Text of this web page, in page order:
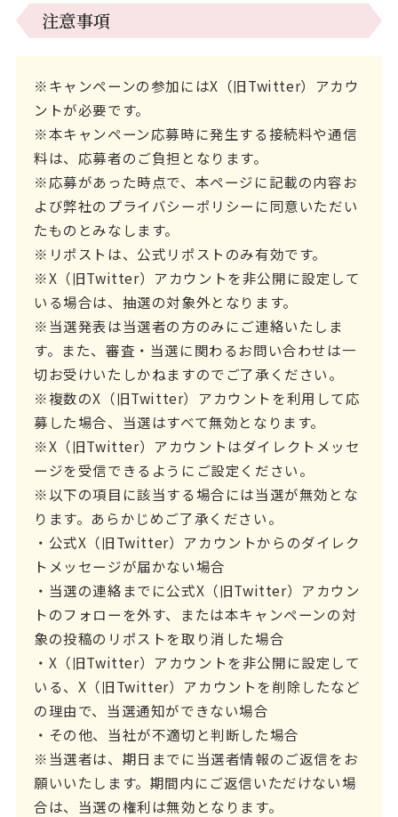
注意事項
※キャンペーンの参加にはX（旧Twitter）アカウ
ントが必要です。
※本キャンペーン応募時に発生する接続料や通信
料は、応募者のご負担となります。
※応募があった時点で、本ページに記載の内容お
よび弊社のプライバシーポリシーに同意いただい
たものとみなします。
※リポストは、公式リポストのみ有効です。
※X（旧Twitter）アカウントを非公開に設定して
いる場合は、抽選の対象外となります。
※当選発表は当選者の方のみにご連絡いたしま
す。また、審査・当選に関わるお問い合わせは一
切お受けいたしかねますのでご了承ください。
※複数のX（旧Twitter）アカウントを利用して応
募した場合、当選はすべて無効となります。
※X（旧Twitter）アカウントはダイレクトメッセ
ージを受信できるようにご設定ください。
※以下の項目に該当する場合には当選が無効とな
ります。あらかじめご了承ください。
・公式X（旧Twitter）アカウントからのダイレク
トメッセージが届かない場合
・当選の連絡までに公式X（旧Twitter）アカウン
トのフォローを外す、または本キャンペーンの対
象の投稿のリポストを取り消した場合
・X（旧Twitter）アカウントを非公開に設定して
いる、X（旧Twitter）アカウントを削除したなど
の理由で、当選通知ができない場合
・その他、当社が不適切と判断した場合
※当選者は、期日までに当選者情報のご返信をお
願いいたします。期間内にご返信いただけない場
合は、当選の権利は無効となります。